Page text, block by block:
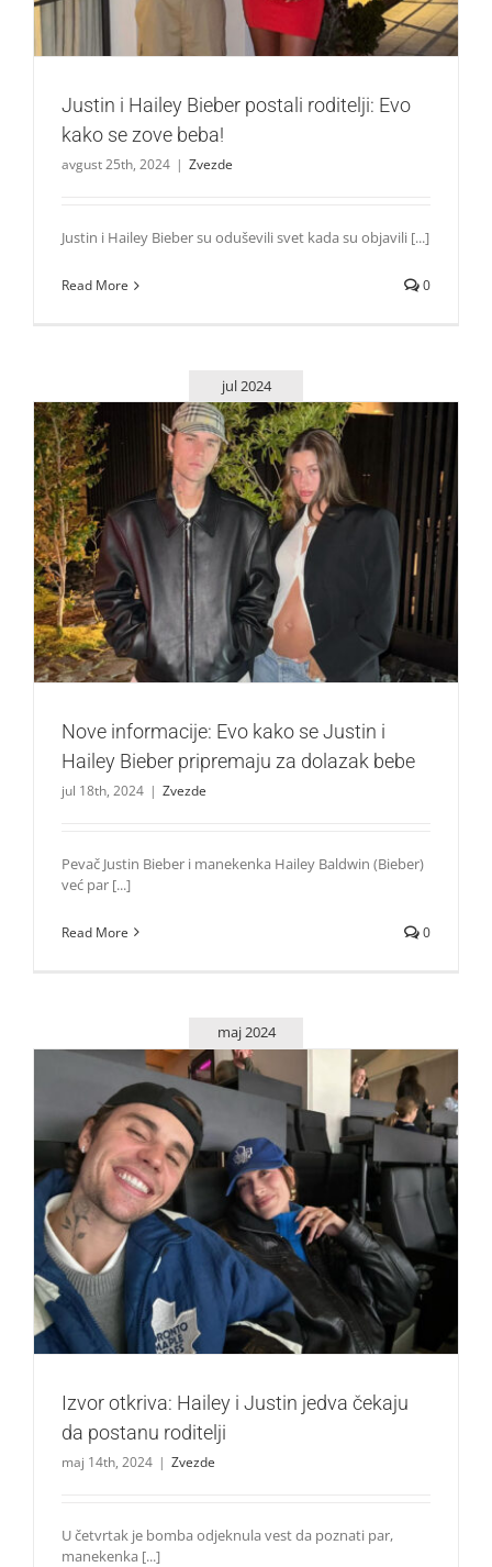
Justin i Hailey Bieber postali roditelji: Evo
kako se zove beba!
avgust 25th, 2024 | Zvezde
Justin i Hailey Bieber su oduševili svet kada su objavili [...]
Read More 0
jul 2024
Nove informacije: Evo kako se Justin i Hailey Bieber
pripremaju za dolazak bebe
Zvezde
Nove informacije: Evo kako se Justin i
Hailey Bieber pripremaju za dolazak bebe
jul 18th, 2024 | Zvezde
Pevač Justin Bieber i manekenka Hailey Baldwin (Bieber)
već par [...]
Read More 0
maj 2024
Izvor otkriva: Hailey i Justin jedva čekaju da postanu
roditelji
Zvezde
Izvor otkriva: Hailey i Justin jedva čekaju
da postanu roditelji
maj 14th, 2024 | Zvezde
U četvrtak je bomba odjeknula vest da poznati par,
manekenka [...]